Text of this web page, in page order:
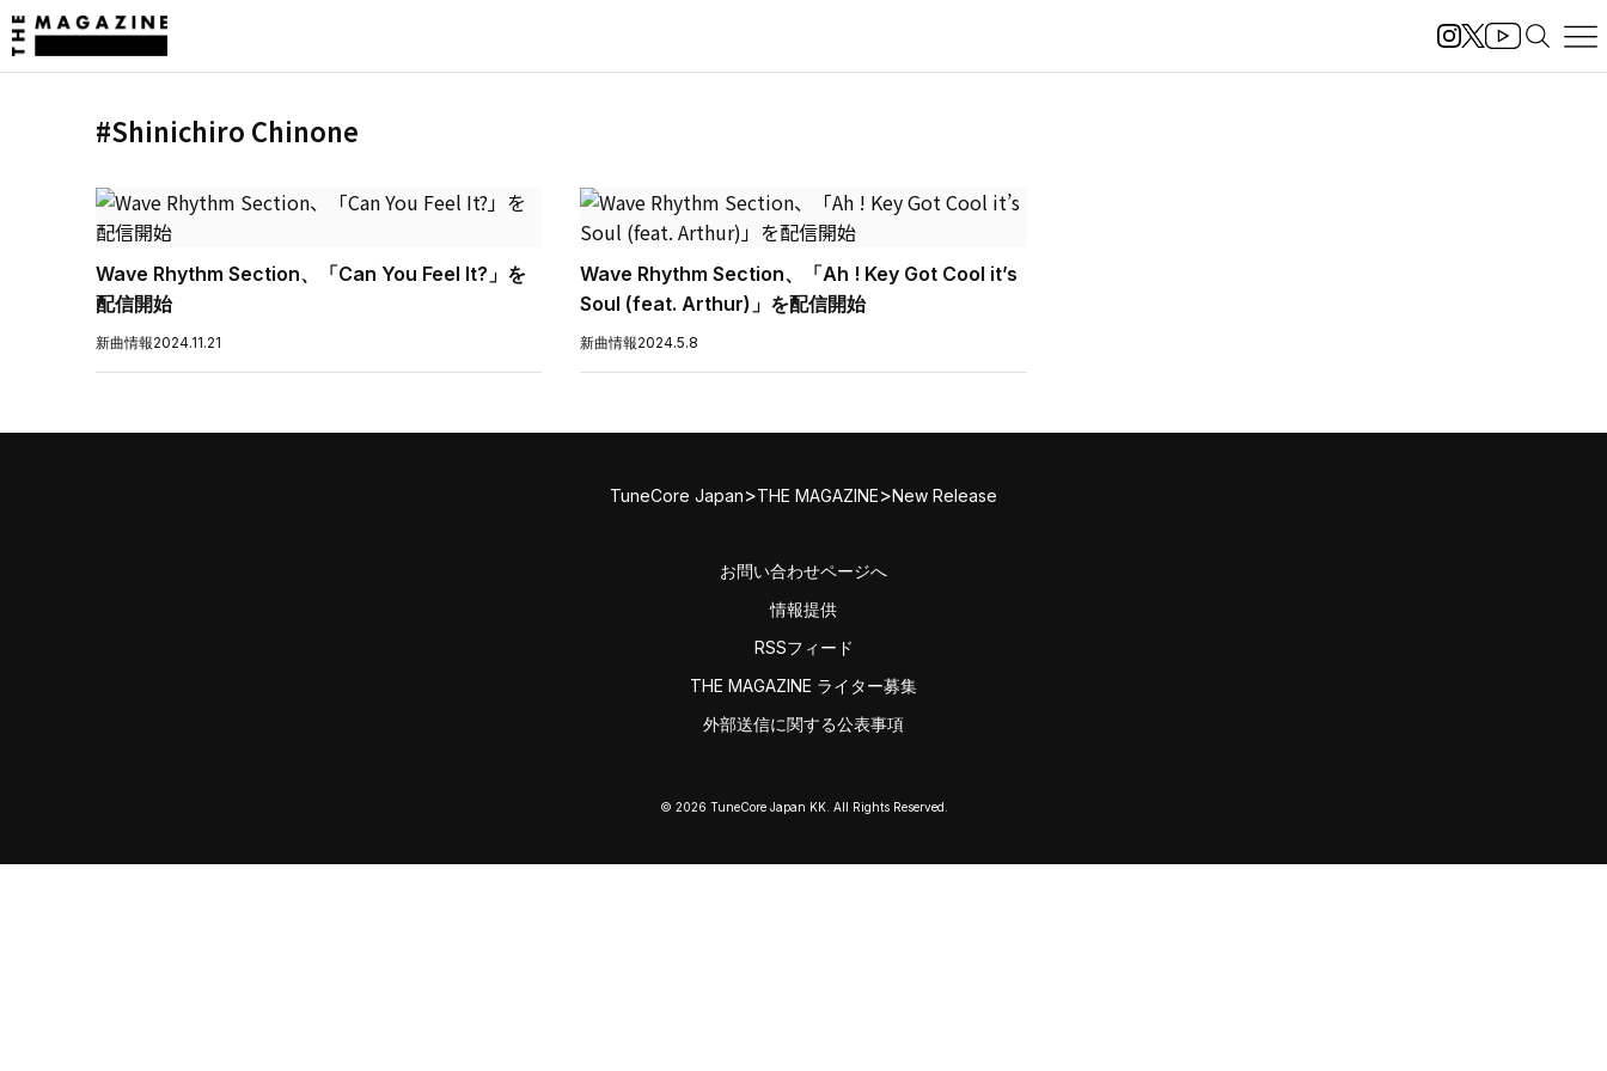
#Shinichiro Chinone
Wave Rhythm Section、「Can You Feel It?」を
配信開始
新曲情報2024.11.21
Wave Rhythm Section、「Ah ! Key Got Cool it’s
Soul (feat. Arthur)」を配信開始
新曲情報2024.5.8
TuneCore Japan>THE MAGAZINE>New Release
お問い合わせページへ
情報提供
RSSフィード
THE MAGAZINE ライター募集
外部送信に関する公表事項
© 2026 TuneCore Japan KK. All Rights Reserved.